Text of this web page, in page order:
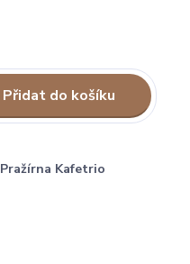
Přidat do košíku
Pražírna Kafetrio